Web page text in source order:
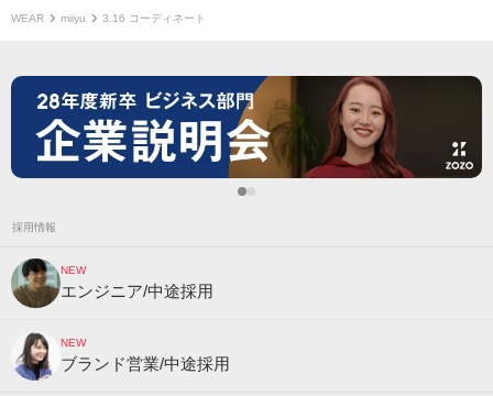
WEAR miiyu 3.16 コーディネート
採用情報
NEW
エンジニア/中途採用
NEW
ブランド営業/中途採用